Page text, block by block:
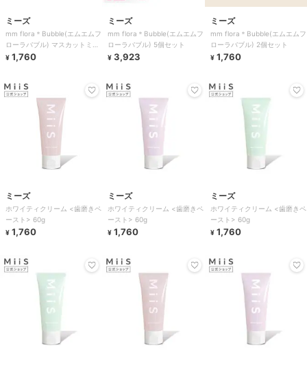
ミーズ
mm flora＊Bubble(エムエムフ
ローラバブル) マスカットミン
ト風味 2個セット
¥ 1,760
ミーズ
mm flora＊Bubble(エムエムフ
ローラバブル) 5個セット
¥ 3,923
ミーズ
mm flora＊Bubble(エムエムフ
ローラバブル) 2個セット
¥ 1,760
ミーズ
ホワイティクリーム <歯磨きペ
ースト> 60g
¥ 1,760
ミーズ
ホワイティクリーム <歯磨きペ
ースト> 60g
¥ 1,760
ミーズ
ホワイティクリーム <歯磨きペ
ースト> 60g
¥ 1,760